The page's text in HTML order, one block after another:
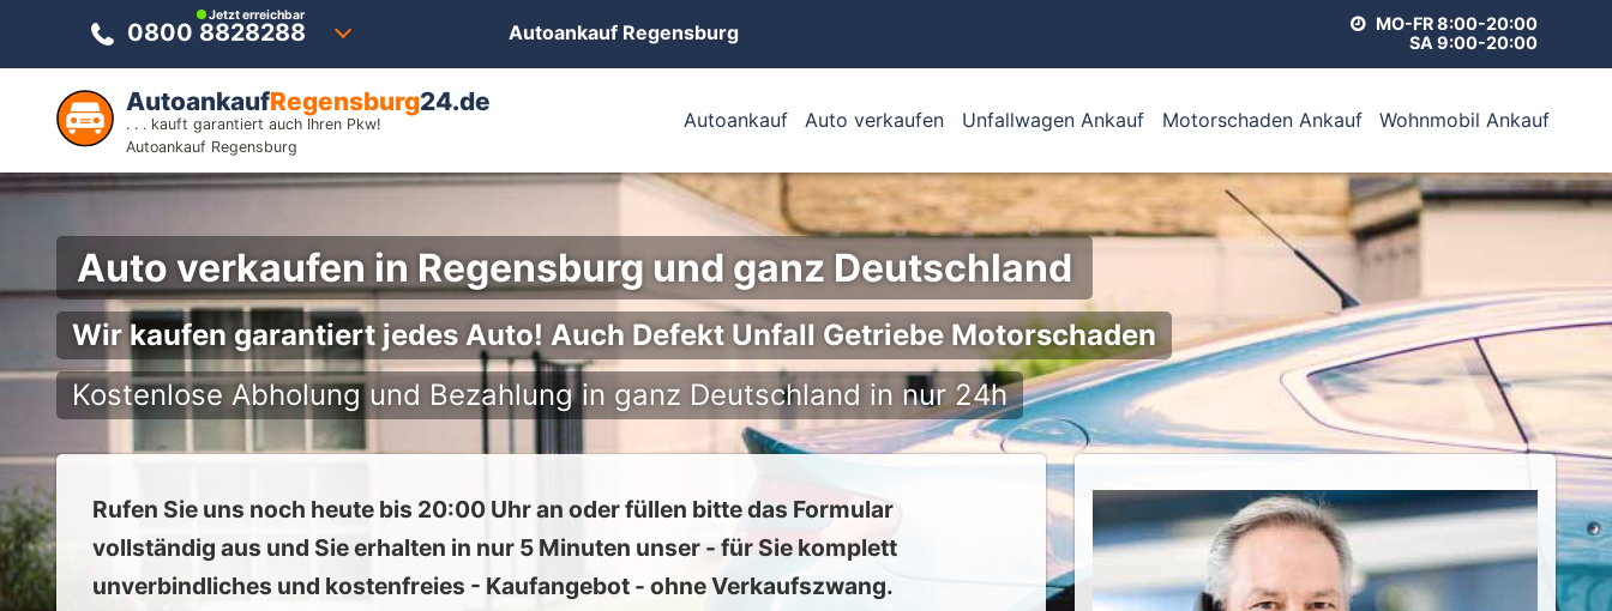
0800 8828288
Jetzt erreichbar
Autoankauf Regensburg
MO-FR 8:00-20:00
SA 9:00-20:00
AutoankaufRegensburg24.de
. . . kauft garantiert auch Ihren Pkw!
Autoankauf Regensburg
Autoankauf Auto verkaufen Unfallwagen Ankauf Motorschaden Ankauf Wohnmobil Ankauf
Auto verkaufen in Regensburg und ganz Deutschland
Wir kaufen garantiert jedes Auto! Auch Defekt Unfall Getriebe Motorschaden
Kostenlose Abholung und Bezahlung in ganz Deutschland in nur 24h
Rufen Sie uns noch heute bis 20:00 Uhr an oder füllen bitte das Formular
vollständig aus und Sie erhalten in nur 5 Minuten unser - für Sie komplett
unverbindliches und kostenfreies - Kaufangebot - ohne Verkaufszwang.